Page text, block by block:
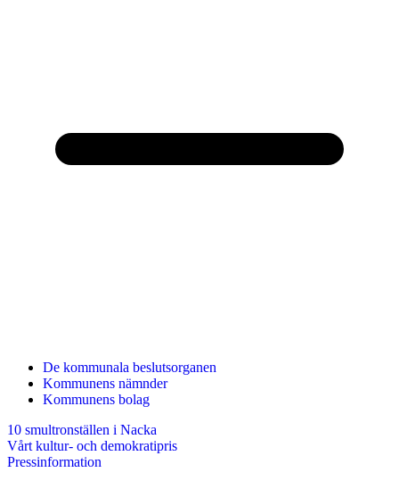
De kommunala beslutsorganen
Kommunens nämnder
Kommunens bolag
10 smultronställen i Nacka
Vårt kultur- och demokratipris
Pressinformation